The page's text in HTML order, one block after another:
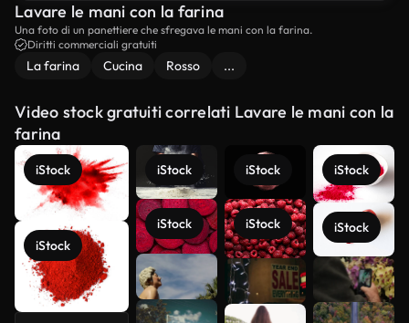
Lavare le mani con la farina
Una foto di un panettiere che sfregava le mani con la farina.
Diritti commerciali gratuiti
La farina Cucina Rosso ...
Video stock gratuiti correlati Lavare le mani con la
farina
iStock
iStock
iStock
iStock
iStock
iStock
iStock
iStock
Scopri di
più